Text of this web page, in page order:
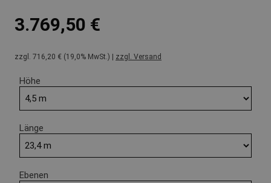
3.769,50 €
zzgl. 716,20 € (19,0% MwSt.) | zzgl. Versand
Höhe
Länge
Ebenen